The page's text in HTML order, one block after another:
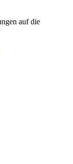
auf die